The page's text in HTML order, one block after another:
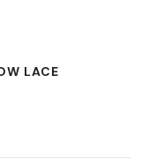
LACE